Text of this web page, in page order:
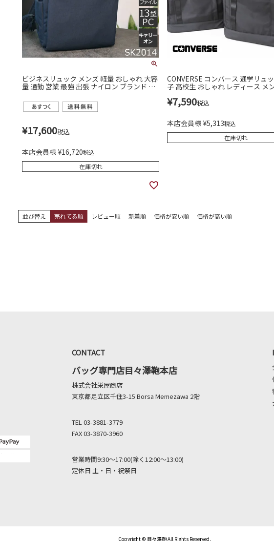
ビジネスリュック メンズ 軽量 おしゃれ 大容
量 通勤 営業 最強 出張 ナイロン ブランド 人
¥17,600税込
本店会員様 ¥16,720税込
在庫切れ
CONVERSE コンバース 通学リュ
子 高校生 おしゃれ レディース メ
ールバッグ リュック 人気 ナイロン
め スクバ 20022(旧モデル)
¥7,590税込
本店会員様 ¥5,313税込
在庫切れ
並び替え 売れてる順 レビュー順 新着順 価格が安い順 価格が高い順
CONTACT
バッグ専門店目々澤鞄本店
株式会社栄屋商店
東京都足立区千住3-15 Borsa Memezawa 2階
TEL 03-3881-3779
FAX 03-3870-3960
営業時間9:30～17:00(除く12:00～13:00)
定休日 土・日・祝祭日
Copyright © 目々澤鞄 All Rights Reserved.